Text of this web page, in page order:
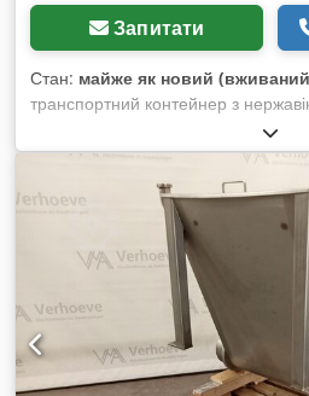
Запитати
Стан: майже як новий
транспортний контейнер з
використання: харчова
Обʼєм: 750 л Тип: Вертикальний у
Матеріал: 1.4404 / AISI316L
Dcjdpfsinig Asx Al Djk Люк-
без вмісту: 196 кг Робочий тиск
атмосферний Розміри
мм Загальна ширина: 1000 мм
Відстань від зливного отвору до
Внутрішня частина: 1.4404 / AISI
1.4404 / AISI 316 Оснащення:
Діаметр зливу: 250 мм Зливний